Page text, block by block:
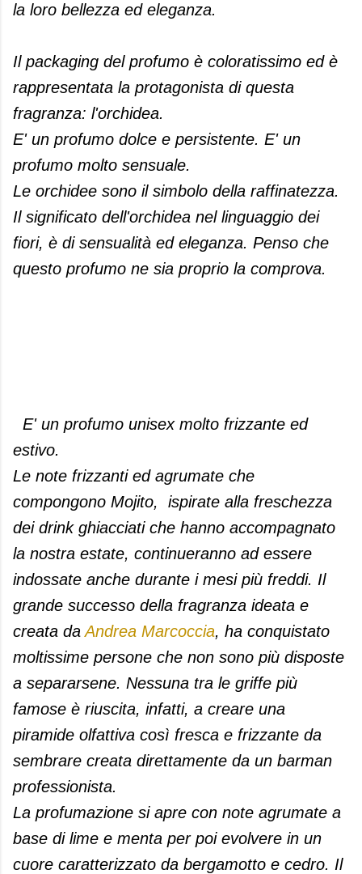
la loro bellezza ed eleganza.
Il packaging del profumo è coloratissimo ed è
rappresentata la protagonista di questa
fragranza: l'orchidea.
E' un profumo dolce e persistente. E' un
profumo molto sensuale.
Le orchidee sono il simbolo della raffinatezza.
Il significato dell'orchidea nel linguaggio dei
fiori, è di sensualità ed eleganza. Penso che
questo profumo ne sia proprio la comprova.
E' un profumo unisex molto frizzante ed
estivo.
Le note frizzanti ed agrumate che
compongono Mojito, ispirate alla freschezza
dei drink ghiacciati che hanno accompagnato
la nostra estate, continueranno ad essere
indossate anche durante i mesi più freddi. Il
grande successo della fragranza ideata e
creata daAndrea Marcoccia, ha conquistato
moltissime persone che non sono più disposte
a separarsene. Nessuna tra le griffe più
famose è riuscita, infatti, a creare una
piramide olfattiva così fresca e frizzante da
sembrare creata direttamente da un barman
professionista.
La profumazione si apre con note agrumate a
base di lime e menta per poi evolvere in un
cuore caratterizzato da bergamotto e cedro. Il